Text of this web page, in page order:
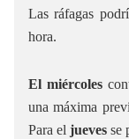
Las ráfagas
hora.
El miércoles
una máxima
Para eljueves se